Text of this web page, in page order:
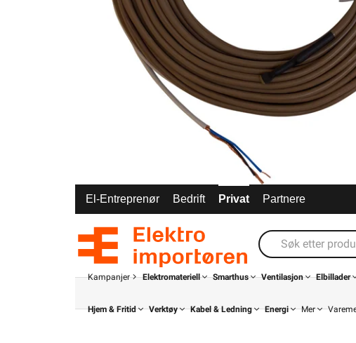
El-Entreprenør Bedrift Privat Partnere
Kampanjer Elektromateriell Smarthus Ventilasjon Elbillader
Hjem & Fritid Verktøy Kabel & Ledning Energi Mer